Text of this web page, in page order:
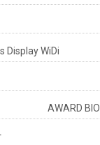
Display WiDi
AWARD